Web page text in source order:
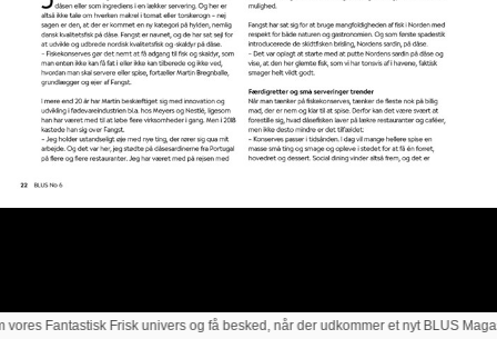
Fantastisk Frisk univers og få besked, når der udkommer et nyt BLUS